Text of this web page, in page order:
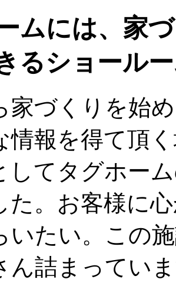
ムには、家
るショール
家づくりを始
情報を得て頂
してタグホー
た。お客様に
いたい。この
ん詰まってい